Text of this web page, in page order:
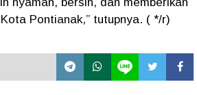
Pontianak,” tutupnya. ( */r)